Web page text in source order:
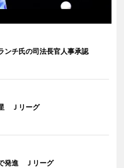
ンチ氏の司法長官人事承認
Ｊリーグ
発進 Ｊリーグ